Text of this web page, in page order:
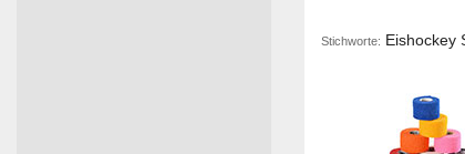
Stichworte: Eishockey